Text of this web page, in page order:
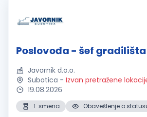
Poslovođa - šef gradilišta
Javornik d.o.o.
Subotica - Izvan pretražene
19.08.2026
1. smena
Obaveštenje o